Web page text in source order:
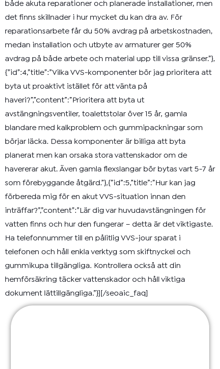
både akuta reparationer och planerade installationer, men
det finns skillnader i hur mycket du kan dra av. För
reparationsarbete får du 50% avdrag på arbetskostnaden,
medan installation och utbyte av armaturer ger 50%
avdrag på både arbete och material upp till vissa gränser.”},
{”id”:4,”title”:”Vilka VVS-komponenter bör jag prioritera att
byta ut proaktivt istället för att vänta på
haveri?”,”content”:”Prioritera att byta ut
avstängningsventiler, toalettstolar över 15 år, gamla
blandare med kalkproblem och gummipackningar som
börjar läcka. Dessa komponenter är billiga att byta
planerat men kan orsaka stora vattenskador om de
havererar akut. Även gamla flexslangar bör bytas vart 5-7 år
som förebyggande åtgärd.”},{”id”:5,”title”:”Hur kan jag
förbereda mig för en akut VVS-situation innan den
inträffar?”,”content”:”Lär dig var huvudavstängningen för
vatten finns och hur den fungerar – detta är det viktigaste.
Ha telefonnummer till en pålitlig VVS-jour sparat i
telefonen och håll enkla verktyg som skiftnyckel och
gummikupa tillgängliga. Kontrollera också att din
hemförsäkring täcker vattenskador och håll viktiga
dokument lättillgängliga.”}][/seoaic_faq]